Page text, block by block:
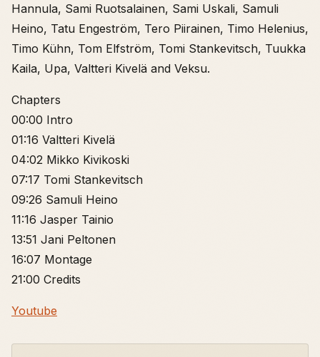
Hannula, Sami Ruotsalainen, Sami Uskali, Samuli
Heino, Tatu Engeström, Tero Piirainen, Timo Helenius,
Timo Kühn, Tom Elfström, Tomi Stankevitsch, Tuukka
Kaila, Upa, Valtteri Kivelä and Veksu.
Chapters
00:00 Intro
01:16 Valtteri Kivelä
04:02 Mikko Kivikoski
07:17 Tomi Stankevitsch
09:26 Samuli Heino
11:16 Jasper Tainio
13:51 Jani Peltonen
16:07 Montage
21:00 Credits
Youtube